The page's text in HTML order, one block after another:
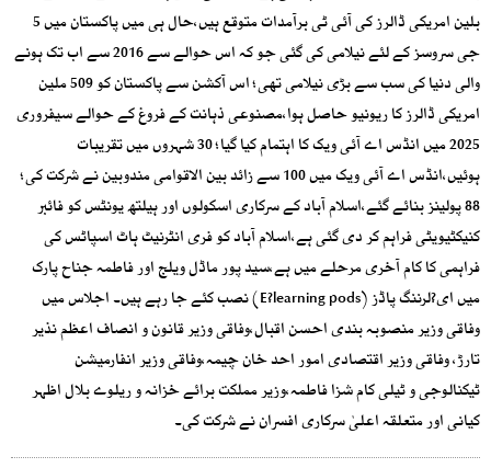
بلین امریکی ڈالرز کی آئی ٹی برآمدات متوقع ہیں،حال ہی میں پاکستان میں 5
جی سروسز کے لئے نیلامی کی گئی جو کہ اس حوالے سے 2016 سے اب تک ہونے
والی دنیا کی سب سے بڑی نیلامی تھی؛ اس آکشن سے پاکستان کو 509 ملین
امریکی ڈالرز کا ریونیو حاصل ہوا،مصنوعی ذہانت کے فروغ کے حوالے سیفروری
2025 میں انڈس اے آئی ویک کا اہتمام کیا گیا؛ 30 شہروں میں تقریبات
ہوئیں،انڈس اے آئی ویک میں 100 سے زائد بین الاقوامی مندوبین نے شرکت کی؛
88 پولینز بنائے گئے،اسلام آباد کے سرکاری اسکولوں اور ہیلتھ یونٹس کو فائبر
کنیکٹیویٹی فراہم کر دی گئی ہے،اسلام آباد کو فری انٹرنیٹ ہاٹ اسپاٹس کی
فراہمی کا کام آخری مرحلے میں ہے،سید پور ماڈل ویلج اور فاطمہ جناح پارک
میں ای?لرننگ پاڈز (E?learning pods) نصب کئے جا رہے ہیں۔ اجلاس میں
وفاقی وزیر منصوبہ بندی احسن اقبال،وفاقی وزیر قانون و انصاف اعظم نذیر
تارڑ، وفاقی وزیر اقتصادی امور احد خان چیمہ،وفاقی وزیر انفارمیشن
ٹیکنالوجی و ٹیلی کام شزا فاطمہ،وزیر مملکت برائے خزانہ و ریلوے بلال اظہر
کیانی اور متعلقہ اعلیٰ سرکاری افسران نے شرکت کی۔